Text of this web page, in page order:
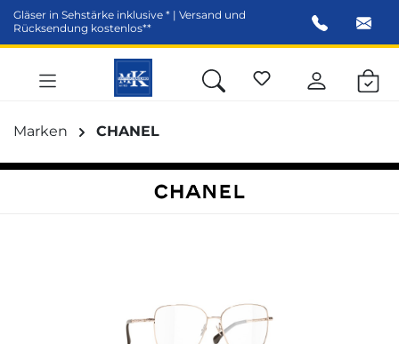
springen
Gläser in Sehstärke inklusive * | Versand und
Rücksendung kostenlos**
Marken CHANEL